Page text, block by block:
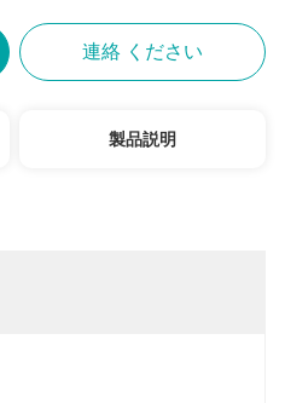
連絡 ください
製品説明